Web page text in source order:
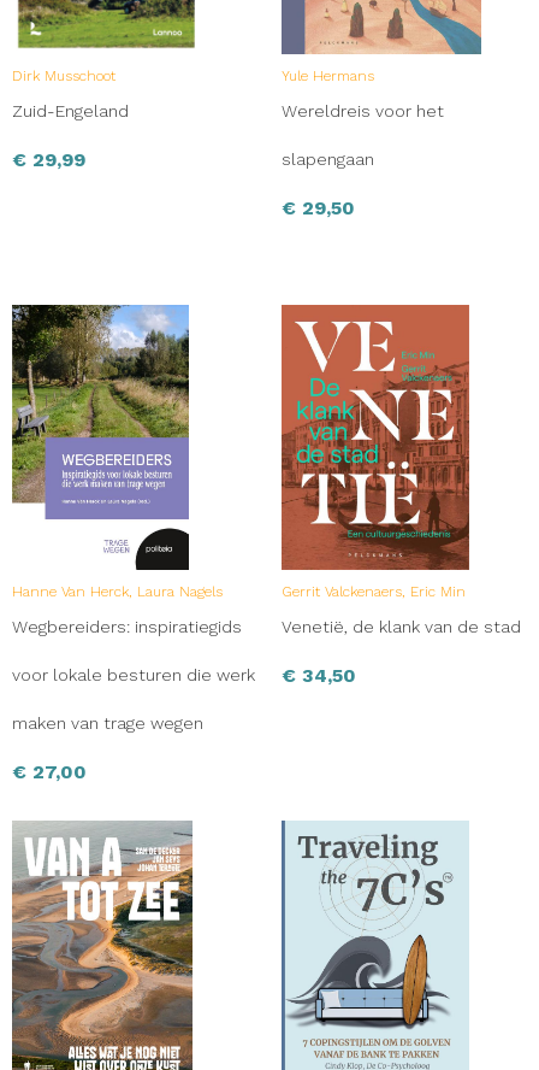
Dirk Musschoot
Zuid-Engeland
€ 29,99
Yule Hermans
Wereldreis voor het
slapengaan
€ 29,50
Hanne Van Herck, Laura Nagels
Wegbereiders: inspiratiegids
voor lokale besturen die werk
maken van trage wegen
€ 27,00
Gerrit Valckenaers, Eric Min
Venetië, de klank van de stad
€ 34,50